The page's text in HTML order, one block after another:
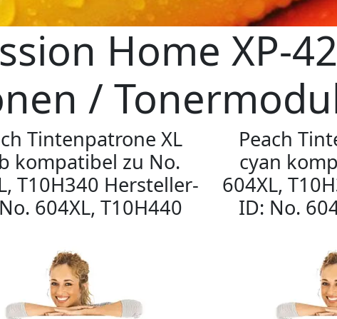
Home XP-
/
Tintenpatrone XL
kompatibel zu No.
T10H340 Hersteller-
604XL, T10H440
Peach
cyan
604XL,
ID: No.